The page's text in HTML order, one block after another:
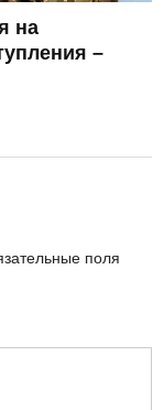
на
–
поля